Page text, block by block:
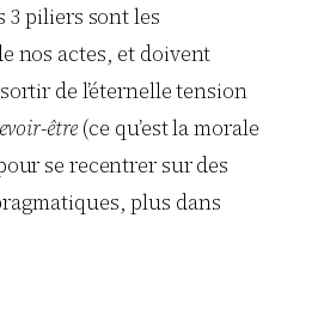
3 piliers sont les
nos actes, et doivent
de l’éternelle tension
être(ce qu’est la morale
se recentrer sur des
plus dans